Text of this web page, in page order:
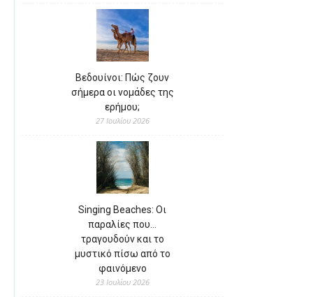
Βεδουίνοι: Πώς ζουν
σήμερα οι νομάδες της
ερήμου;
27 Ιουλίου 2026
Singing Beaches: Οι
παραλίες που…
τραγουδούν και το
μυστικό πίσω από το
φαινόμενο
23 Ιουλίου 2026